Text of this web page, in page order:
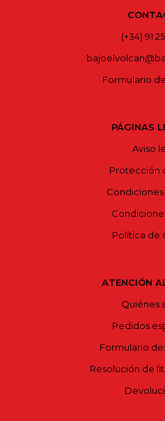
(+34) 91
Formulario
PÁGINAS
Aviso
Protección
Política de
ATENCIÓN
Quiénes
Pedidos
Formulario
Resolución de